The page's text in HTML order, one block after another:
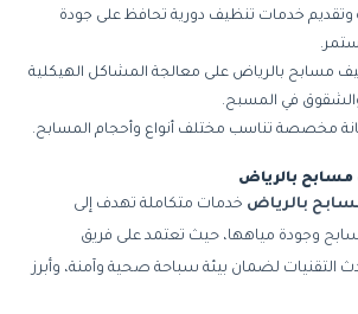
وتقديم خدمات تنظيف دورية تحافظ على جودة
مسابح بالرياض على معالجة المشاكل الهيكلية
في المسبح.
مخصصة تناسب مختلف أنواع وأحجام المسابح.
بالرياض
بالرياض خدمات متكاملة تهدف إلى
وجودة مياهها، حيث تعتمد على فريق
لضمان بيئة سباحة صحية وآمنة، وأبرز